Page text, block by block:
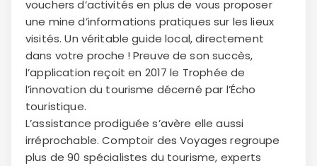
vouchers d’activités en plus de vous proposer
une mine d’informations pratiques sur les lieux
visités. Un véritable guide local, directement
dans votre proche ! Preuve de son succès,
l’application reçoit en 2017 le Trophée de
l’innovation du tourisme décerné par l’Écho
touristique.
L’assistance prodiguée s’avère elle aussi
irréprochable. Comptoir des Voyages regroupe
plus de 90 spécialistes du tourisme, experts